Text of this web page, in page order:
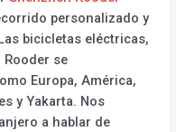
personalizado y
bicicletas eléctricas,
se
Europa, América,
y Yakarta. Nos
a hablar de